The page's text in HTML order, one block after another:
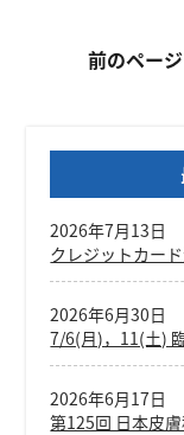
前のページ
クレジットカー
2026年7月13日
7/6(月)，11(土)
2026年6月30日
第125回 日本皮
2026年6月17日